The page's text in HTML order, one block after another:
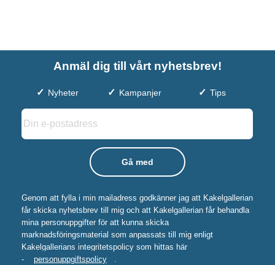
Anmäl dig till vårt nyhetsbrev!
Nyheter Kampanjer Tips
Genom att fylla i min mailadress godkänner jag att Kakelgallerian
får skicka nyhetsbrev till mig och att Kakelgallerian får behandla
mina personuppgifter för att kunna skicka
marknadsföringsmaterial som anpassats till mig enligt
Kakelgallerians integritetspolicy som hittas här
-
personuppgiftspolicy .